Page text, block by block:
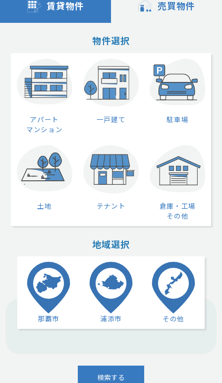
賃貸物件 売買物件
物件選択
アパート
マンション
一戸建て 駐車場
土地 テナント
倉庫・工場
その他
地域選択
那覇市 浦添市 その他
検索する